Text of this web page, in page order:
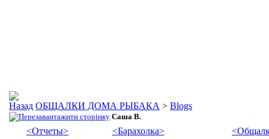
ОБЩАЛКИ ДОМА РЫБАКА > Blogs
Саша В.
<Отчеты> <Барахолка>